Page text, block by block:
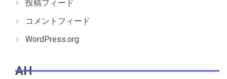
投稿フィード
コメントフィード
WordPress.org
AH